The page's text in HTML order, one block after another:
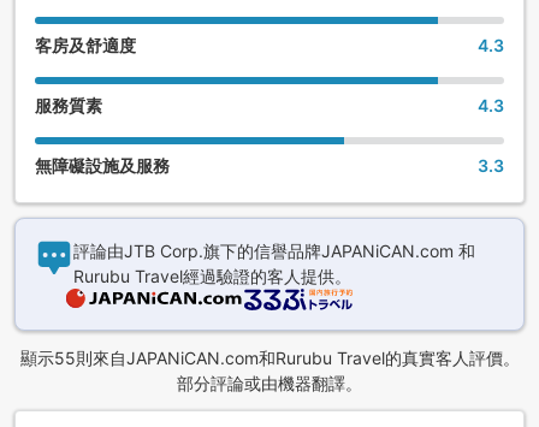
客房及舒適度 4.3
服務質素 4.3
無障礙設施及服務 3.3
評論由JTB Corp.旗下的信譽品牌JAPANiCAN.com 和
Rurubu Travel經過驗證的客人提供。
顯示55則來自JAPANiCAN.com和Rurubu Travel的真實客人評價。
部分評論或由機器翻譯。